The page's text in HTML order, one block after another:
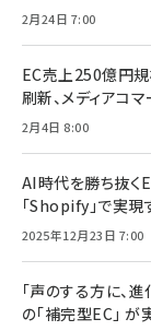
2月24日 7:00
EC売上250億円
刷新、メディアコ
2月4日 8:00
AI時代を勝ち抜く
「Shopify」で実
2025年12月23日 7:00
「声のする方に、
の「補完型EC」 が